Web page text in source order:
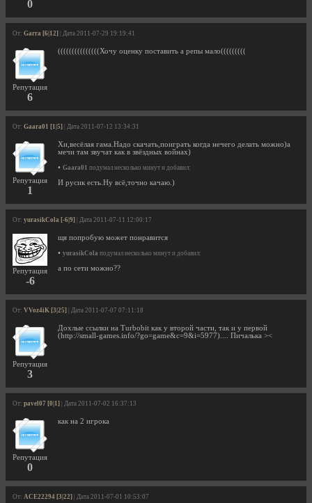
0
От: Garra [6|12] | Дата 2011-07-29 19:19:41
Репутация
6
(((((((((((((((Хочу оценку поставить а репы мало(((((((((
От: Gaara01 [1|5] | Дата 2011-07-12 13:34:31
Репутация
1
Хи,весёлая гама.Надо скачать,поиграть когда нечего делать можно)а
мечи там звучат как в звёздных войнах)
• Gaara01 подумал несколько минут и добавил:
И русик есть.Ну всё,точно качаю.)
От: yurasikCola [-6|9] | Дата 2011-07-11 12:00:17
Репутация
-6
щя попробую может понравится
• yurasikCola подумал несколько минут и добавил:
а по сети можно??
От: VVoz4iK [3|25] | Дата 2011-07-07 07:11:18
Репутация
3
Дохлые ссылки на Turbobit как у второй части, так и у первой
(http://small-games.info/?go=game&c=9&i=5977).... Пичалька ><
От: pavel07 [0|1] | Дата 2011-07-02 16:37:13
Репутация
0
как на 2 игрока
От: ACE22294 [3|22] | Дата 2011-07-01 10:53:07